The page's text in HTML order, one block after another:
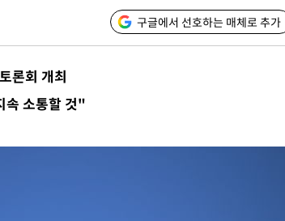
의
구글에서 선호하는 매체로 추가
론회 개최
소통할 것"